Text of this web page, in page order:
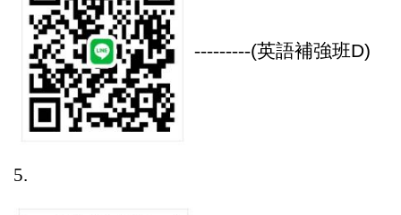
---------(英語補強班D)
5.